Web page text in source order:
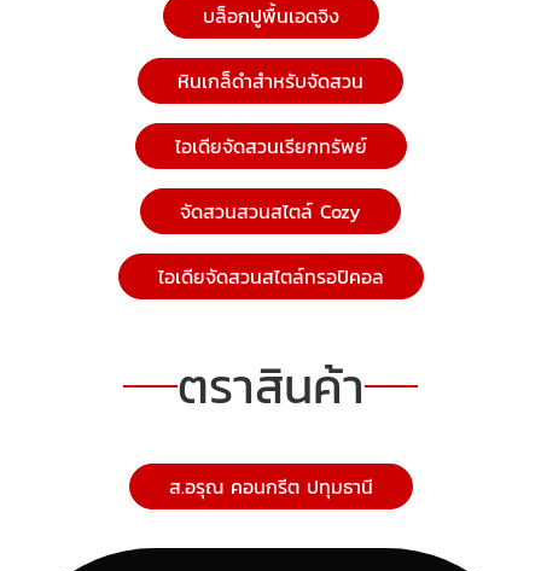
บล็อกปูพื้นเอดจิง
หินเกล็ดำสำหรับจัดสวน
ไอเดียจัดสวนเรียกทรัพย์
จัดสวนสวนสไตล์ Cozy
ไอเดียจัดสวนสไตล์ทรอปิคอล
ตราสินค้า
ส.อรุณ คอนกรีต ปทุมธานี